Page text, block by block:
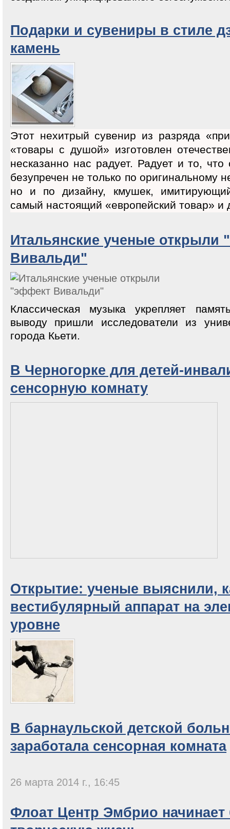
Подарки и сувениры в стиле
камень
Этот нехитрый сувенир из разряда
«товары с душой» изготовлен
несказанно нас радует. Радует и то,
безупречен не только по оригинальному
но и по дизайну, кмушек,
самый настоящий «европейский товар» и
Итальянские ученые открыли
Вивальди"
Классическая музыка укрепляет
выводу пришли исследователи из
города Кьети.
В Черногорке для детей-
сенсорную комнату
Открытие: ученые выяснили,
вестибулярный аппарат на
уровне
В барнаульской детской
заработала сенсорная комната
26 марта 2014 г., 16:45
Флоат Центр Эмбрио